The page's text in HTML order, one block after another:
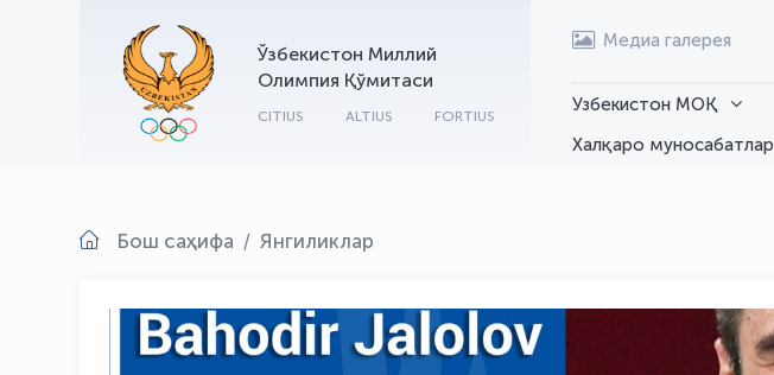
Ўзбекистон Миллий
Олимпия Қўмитаси
CITIUS ALTIUS FORTIUS
Медиа галерея
Узбекистон МОҚ
Халқаро муносабатлар
Бош саҳифа Янгиликлар